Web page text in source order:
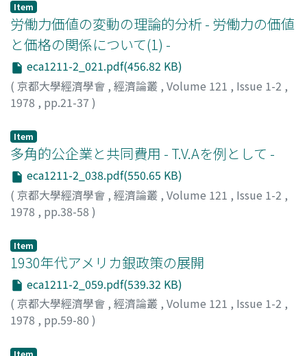
Item
労働力価値の変動の理論的分析 - 労働力の価値
と価格の関係について(1) -
eca1211-2_021.pdf(456.82 KB)
( 京都大學經濟學會 , 經濟論叢 , Volume 121 , Issue 1-2 ,
1978 , pp.21-37 )
Item
多角的公企業と共同費用 - T.V.Aを例として -
eca1211-2_038.pdf(550.65 KB)
( 京都大學經濟學會 , 經濟論叢 , Volume 121 , Issue 1-2 ,
1978 , pp.38-58 )
Item
1930年代アメリカ銀政策の展開
eca1211-2_059.pdf(539.32 KB)
( 京都大學經濟學會 , 經濟論叢 , Volume 121 , Issue 1-2 ,
1978 , pp.59-80 )